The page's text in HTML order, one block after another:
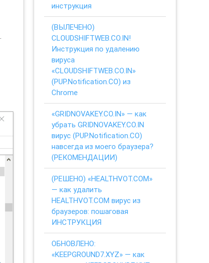
инструкция
(ВЫЛЕЧЕНО)
CLOUDSHIFTWEB.CO.IN!
Инструкция по удалению
вируса
«CLOUDSHIFTWEB.CO.IN»
(PUP.Notification.CO) из
Chrome
«GRIDNOVAKEY.CO.IN» — как
убрать GRIDNOVAKEY.CO.IN
вирус (PUP.Notification.CO)
навсегда из моего браузера?
(РЕКОМЕНДАЦИИ)
(РЕШЕНО) «HEALTHVOT.COM»
— как удалить
HEALTHVOT.COM вирус из
браузеров: пошаговая
ИНСТРУКЦИЯ
ОБНОВЛЕНО:
«KEEPGROUND7.XYZ» — как